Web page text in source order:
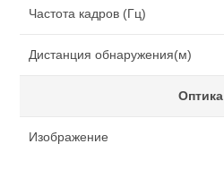
Частота кадров (Гц)
Дистанция обнаружения(м)
Оптика
Изображение